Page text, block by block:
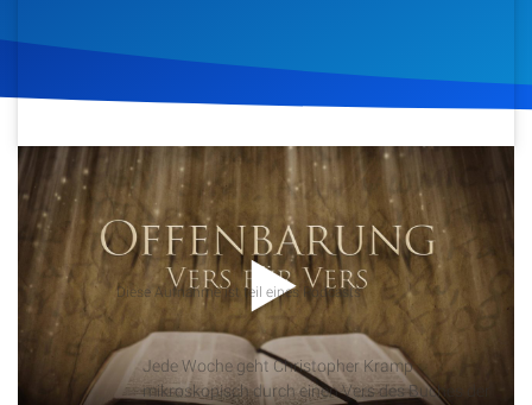
19. September 2018 723 Klicks Download
Podcast Diese Aufnahme ist teil eines Podcasts
Offenbarung Vers für Vers
Jede Woche geht Christopher Kramp
mikroskopisch durch einen Vers des Buches der
Studienzentrum
Über Uns
Kontakt
Spenden